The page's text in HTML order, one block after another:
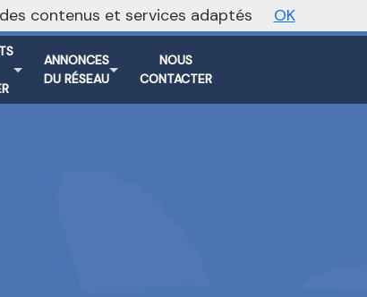
Vers le site national
ANNONCES
DU RÉSEAU
NOUS
CONTACTER
contenus et services adaptés OK